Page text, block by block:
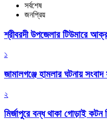
সর্বশেষ
জনপ্রিয়
শ্রীবরদী উপজেলার টিউমারে
১
জামালগঞ্জে হামলার ঘটনায়
২
মির্জাপুরে বন্ধ থাকা গোড়াই কটন